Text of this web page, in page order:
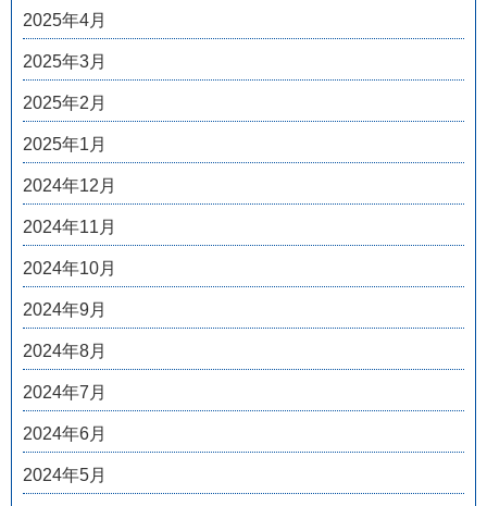
2025年4月
2025年3月
2025年2月
2025年1月
2024年12月
2024年11月
2024年10月
2024年9月
2024年8月
2024年7月
2024年6月
2024年5月